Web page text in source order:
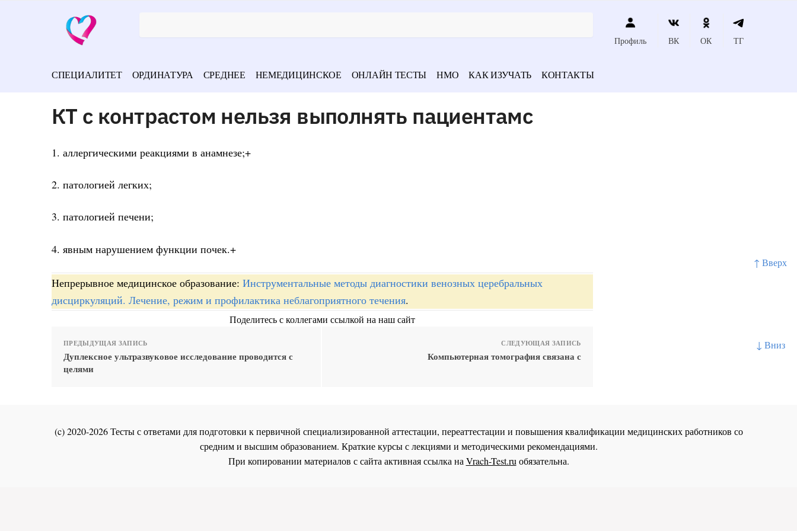
↑ Вверх
↓ Вниз
Профиль ВК ОК ТГ
СПЕЦИАЛИТЕТ ОРДИНАТУРА СРЕДНЕЕ НЕМЕДИЦИНСКОЕ ОНЛАЙН ТЕСТЫ НМО КАК ИЗУЧАТЬ КОНТАКТЫ
КТ с контрастом нельзя выполнять пациентамс
1. аллергическими реакциями в анамнезе;+
2. патологией легких;
3. патологией печени;
4. явным нарушением функции почек.+
Непрерывное медицинское образование: Инструментальные методы диагностики венозных церебральных
дисциркуляций. Лечение, режим и профилактика неблагоприятного течения.
Поделитесь с коллегами ссылкой на наш сайт
ПРЕДЫДУЩАЯ ЗАПИСЬ
Дуплексное ультразвуковое исследование проводится с
целями
СЛЕДУЮЩАЯ ЗАПИСЬ
Компьютерная томография связана с
(c) 2020-2026 Тесты с ответами для подготовки к первичной специализированной аттестации, переаттестации и повышения квалификации медицинских работников со
средним и высшим образованием. Краткие курсы с лекциями и методическими рекомендациями.
При копировании материалов с сайта активная ссылка наVrach-Test.ruобязательна.